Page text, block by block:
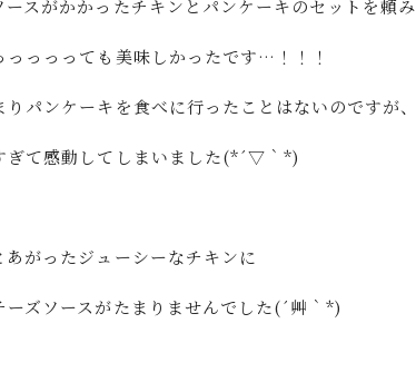
ースがかかったチキンとパンケーキのセットを頼
っっっっても美味しかったです…！！！
りパンケーキを食べに行ったことはないのですが、
ぎて感動してしまいました(*´▽｀*)
あがったジューシーなチキンに
ーズソースがたまりませんでした(´艸｀*)